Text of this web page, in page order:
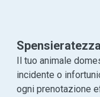
Spensieratezza
Il tuo animale
incidente o
ogni prenotazione